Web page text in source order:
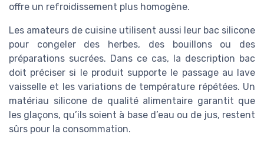
offre un refroidissement plus homogène.
Les amateurs de cuisine utilisent aussi leur bac silicone
pour congeler des herbes, des bouillons ou des
préparations sucrées. Dans ce cas, la description bac
doit préciser si le produit supporte le passage au lave
vaisselle et les variations de température répétées. Un
matériau silicone de qualité alimentaire garantit que
les glaçons, qu’ils soient à base d’eau ou de jus, restent
sûrs pour la consommation.